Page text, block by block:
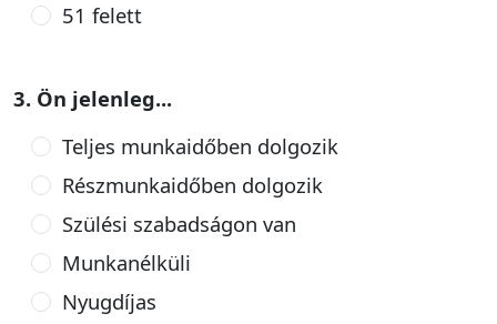
51 felett
3. Ön jelenleg...
Teljes munkaidőben dolgozik
Részmunkaidőben dolgozik
Szülési szabadságon van
Munkanélküli
Nyugdíjas